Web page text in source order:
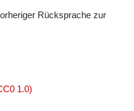
Rücksprache zur
1.0)